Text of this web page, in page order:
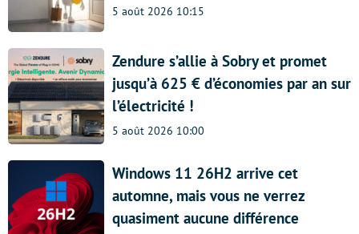
5 août 2026 10:15
Zendure s’allie à Sobry et promet
jusqu’à 625 € d’économies par an sur
l’électricité !
5 août 2026 10:00
Windows 11 26H2 arrive cet
automne, mais vous ne verrez
quasiment aucune différence